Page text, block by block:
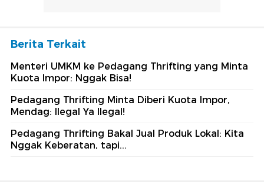
Berita Terkait
Menteri UMKM ke Pedagang Thrifting yang Minta
Kuota Impor: Nggak Bisa!
Pedagang Thrifting Minta Diberi Kuota Impor,
Mendag: Ilegal Ya Ilegal!
Pedagang Thrifting Bakal Jual Produk Lokal: Kita
Nggak Keberatan, tapi...